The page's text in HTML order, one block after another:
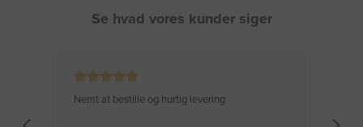
Se hvad vores kunder siger
Nemt at bestille og hurtig levering